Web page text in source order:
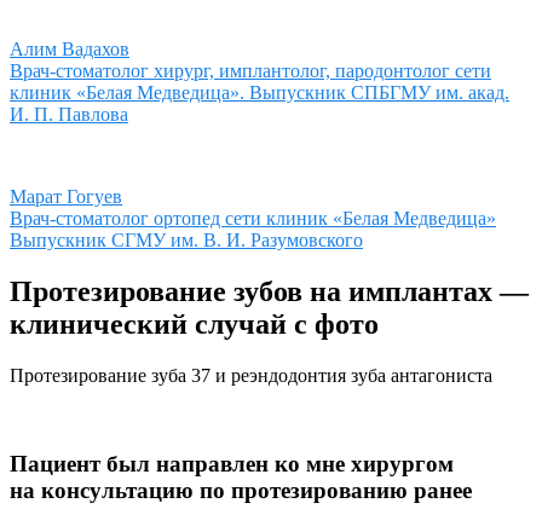
Алим Вадахов
Врач-стоматолог хирург, имплантолог, пародонтолог сети
клиник «Белая Медведица». Выпускник СПБГМУ им. акад.
И. П. Павлова
Марат Гогуев
Врач-стоматолог ортопед сети клиник «Белая Медведица»
Выпускник СГМУ им. В. И. Разумовского
Протезирование зубов на имплантах —
клинический случай с фото
Протезирование зуба 37 и реэндодонтия зуба антагониста
Пациент был направлен ко мне хирургом
на консультацию по протезированию ранее